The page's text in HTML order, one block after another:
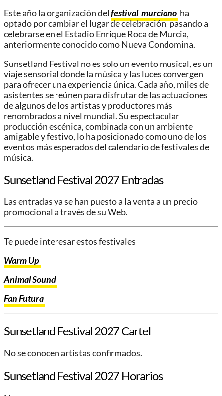
Este año la organización del festival murciano ha
optado por cambiar el lugar de celebración, pasando a
celebrarse en el Estadio Enrique Roca de Murcia,
anteriormente conocido como Nueva Condomina.
Sunsetland Festival no es solo un evento musical, es un
viaje sensorial donde la música y las luces convergen
para ofrecer una experiencia única. Cada año, miles de
asistentes se reúnen para disfrutar de las actuaciones
de algunos de los artistas y productores más
renombrados a nivel mundial. Su espectacular
producción escénica, combinada con un ambiente
amigable y festivo, lo ha posicionado como uno de los
eventos más esperados del calendario de festivales de
música.
Sunsetland Festival 2027 Entradas
Las entradas ya se han puesto a la venta a un precio
promocional a través de su Web.
Te puede interesar estos festivales
Warm Up
Animal Sound
Fan Futura
Sunsetland Festival 2027 Cartel
No se conocen artistas confirmados.
Sunsetland Festival 2027 Horarios